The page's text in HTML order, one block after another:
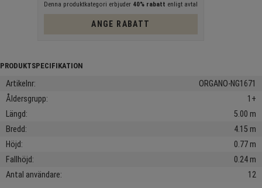
Denna produktkategori erbjuder 40% rabatt enligt avtal
ANGE RABATT
Artikelnr
ORGANO-NG1671
Åldersgrupp
1+
Längd
5.00 m
Bredd
4.15 m
Höjd
0.77 m
Fallhöjd
0.24 m
Antal användare
12